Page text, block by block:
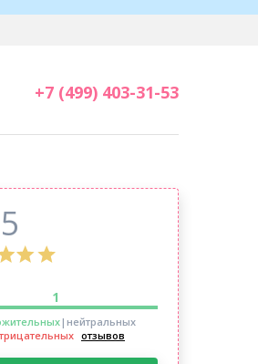
+7 (499) 403-31-53
1
|нейтральных
отзывов